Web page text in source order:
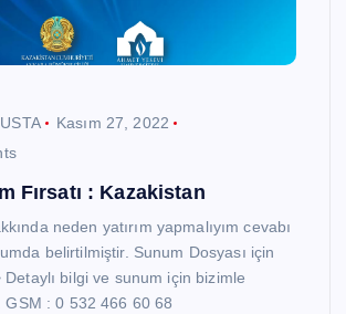
Kasım 27, 2022
Fırsatı : Kazakistan
neden yatırım yapmalıyım cevabı
belirtilmiştir. Sunum Dosyası için
Detaylı bilgi ve sunum için bizimle
GSM : 0 532 466 60 68